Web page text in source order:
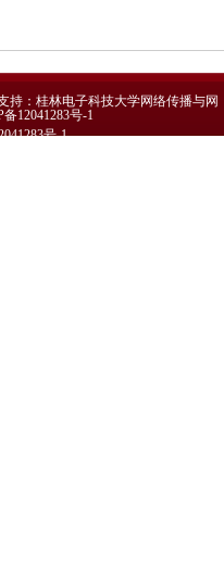
：桂林电子科技大学网络传播与网
备12041283号-1
号-1